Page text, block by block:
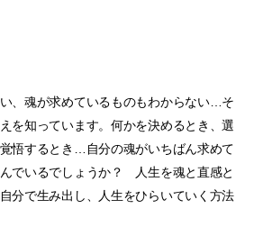
、魂が求めているものもわからない…そ
を知っています。何かを決めるとき、選
悟するとき…自分の魂がいちばん求めて
でいるでしょうか？ 人生を魂と直感と
分で生み出し、人生をひらいていく方法